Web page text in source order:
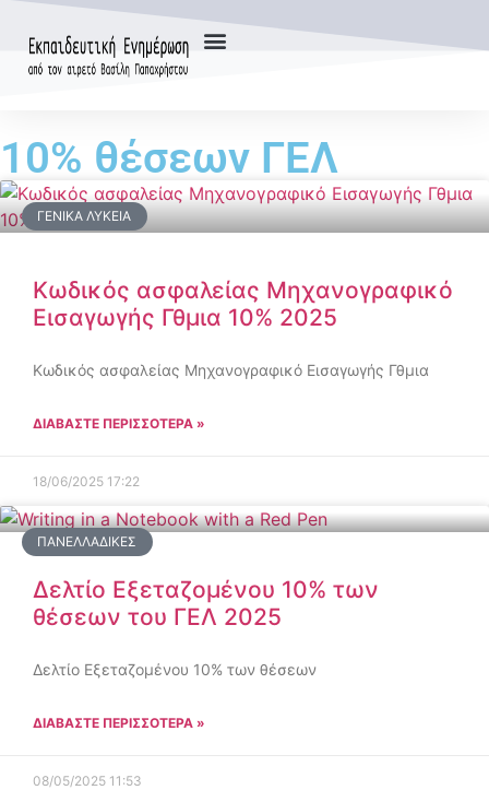
10% θέσεων ΓΕΛ
ΓΕΝΙΚΆ ΛΎΚΕΙΑ
Κωδικός ασφαλείας Μηχανογραφικό
Εισαγωγής Γθμια 10% 2025
Κωδικός ασφαλείας Μηχανογραφικό Εισαγωγής Γθμια
ΔΙΑΒΑΣΤΕ ΠΕΡΙΣΣΟΤΕΡΑ »
18/06/2025 17:22
ΠΑΝΕΛΛΑΔΙΚΈΣ
Δελτίο Εξεταζομένου 10% των
θέσεων του ΓΕΛ 2025
Δελτίο Εξεταζομένου 10% των θέσεων
ΔΙΑΒΑΣΤΕ ΠΕΡΙΣΣΟΤΕΡΑ »
08/05/2025 11:53